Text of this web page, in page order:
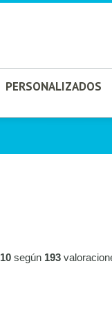
PERSONALIZADOS
10 según 193